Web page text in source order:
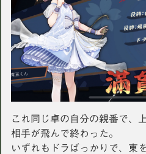
これ同じ卓の自分の親番で、
相手が飛んで終わった。
いずれもドラばっかりで、東